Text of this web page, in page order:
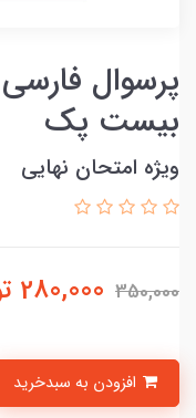
پرسوال
بیست پک
ویژه امتحان نهایی
350,000
280,000